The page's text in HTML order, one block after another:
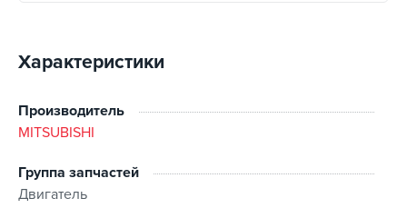
Характеристики
Производитель
MITSUBISHI
Группа запчастей
Двигатель